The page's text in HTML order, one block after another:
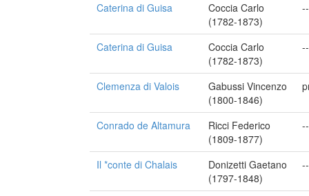
Caterina di Guisa
Coccia Carlo
(1782-1873)
--
Caterina di Guisa
Coccia Carlo
(1782-1873)
--
Clemenza di Valois
Gabussi Vincenzo
(1800-1846)
Conrado de Altamura
Ricci Federico
(1809-1877)
--
Il *conte di Chalais
Donizetti Gaetano
(1797-1848)
--